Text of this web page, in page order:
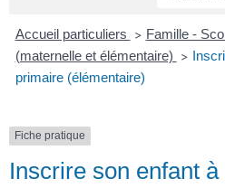
Accueil particuliers > Famille -
(maternelle et élémentaire)
>
primaire (élémentaire)
Fiche pratique
Inscrire son enfant